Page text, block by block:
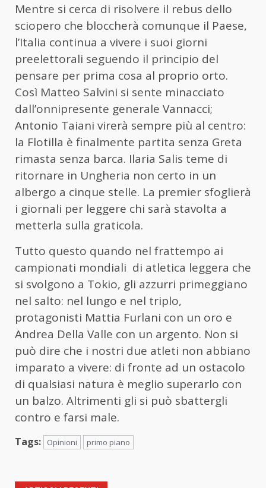
Mentre si cerca di risolvere il rebus dello
sciopero che bloccherà comunque il Paese,
l’Italia continua a vivere i suoi giorni
preelettorali seguendo il principio del
pensare per prima cosa al proprio orto.
Così Matteo Salvini si sente minacciato
dall’onnipresente generale Vannacci;
Antonio Taiani virerà sempre più al centro:
la Flotilla è finalmente partita senza Greta
rimasta senza barca. Ilaria Salis teme di
ritornare in Ungheria non certo in un
albergo a cinque stelle. La premier sfoglierà
i giornali per leggere chi sarà stavolta a
metterla sulla graticola.
Tutto questo quando nel frattempo ai
campionati mondiali di atletica leggera che
si svolgono a Tokio, gli azzurri primeggiano
nel salto: nel lungo e nel triplo,
protagonisti Mattia Furlani con un oro e
Andrea Della Valle con un argento. Non si
può dire che i nostri due atleti non abbiano
imparato a vivere: di fronte ad un ostacolo
di qualsiasi natura è meglio superarlo con
un balzo. Altrimenti gli si può sbattergli
contro e farsi male.
Tags: Opinioni primo piano